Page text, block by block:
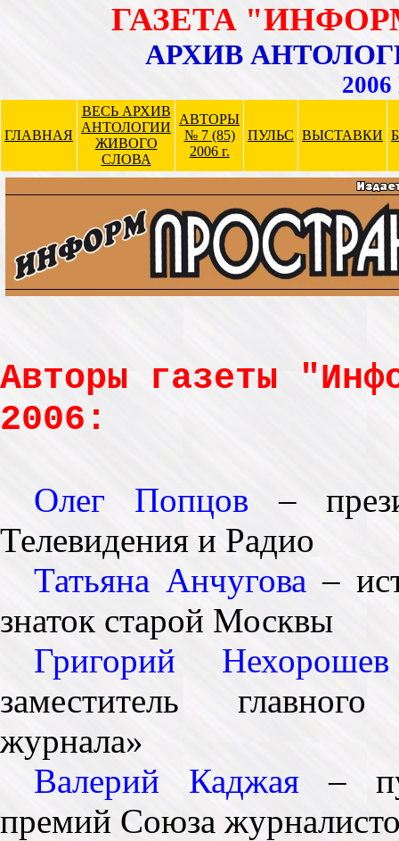
ГАЗЕТА
АРХИВ
ГЛАВНАЯ
ВЕСЬ АРХИВ
АНТОЛОГИИ
ЖИВОГО
СЛОВА
АВТОРЫ
№ 7 (85)
2006 г.
ПУЛЬС ВЫСТАВКИ
Авторы газеты
2006:
Олег Попцов –
Телевидения и Радио
Татьяна Анчугова –
знаток старой Москвы
Григорий Нехорошев
заместитель
журнала»
Валерий Каджая–
премий Союза